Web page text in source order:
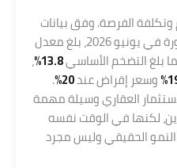
الفرصة. وفق بيانات
البنك المركزي المصري المنشورة في يونيو 2026، بلغ معدل
بلغ التضخم الأساسي13.8% ،
وسعر إقراض عند20%
.
العقاري وسيلة مهمة
لكنها في الوقت نفسه
الحقيقي وليس مجرد